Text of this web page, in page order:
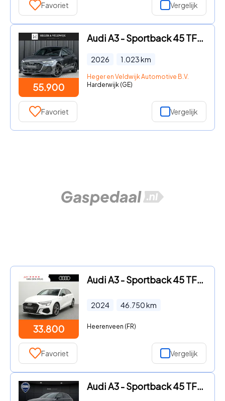
Favoriet Vergelijk
55.900
Audi A3 - Sportback 45 TFSI e S edition Competition | Panoramadak | 5
2026 1.023km
Heger en Veldwijk Automotive B.V.
Harderwijk (GE)
Favoriet Vergelijk
33.800
Audi A3 - Sportback 45 TFSI e 245 PK S edition Competition | Matrix LE
2024 46.750km
Heerenveen (FR)
Favoriet Vergelijk
Audi A3 - Sportback 45 TFSI e S-line | Navigatie | Stoelverwarming | C